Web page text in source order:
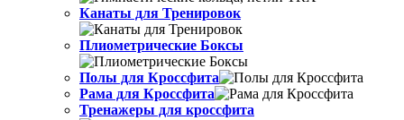
Канаты для Тренировок
Плиометрические Боксы
Полы для Кроссфита
Рама для Кроссфита
Тренажеры для кроссфита